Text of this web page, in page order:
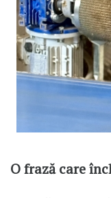
O frază care